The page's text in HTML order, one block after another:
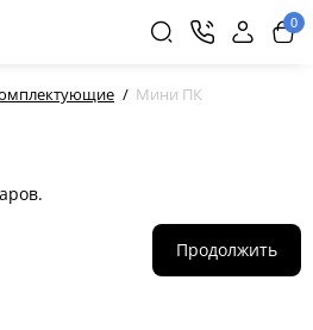
0
Мини ПК
Продолжить